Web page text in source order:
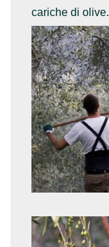
cariche di olive.